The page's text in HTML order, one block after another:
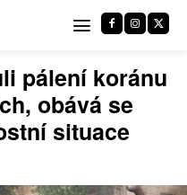
pálení koránu
obává se
situace